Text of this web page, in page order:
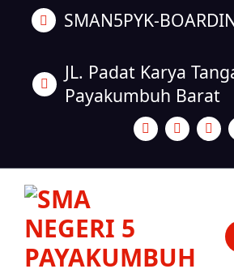
SMAN5PYK-
JL. Padat Karya
Payakumbuh Barat